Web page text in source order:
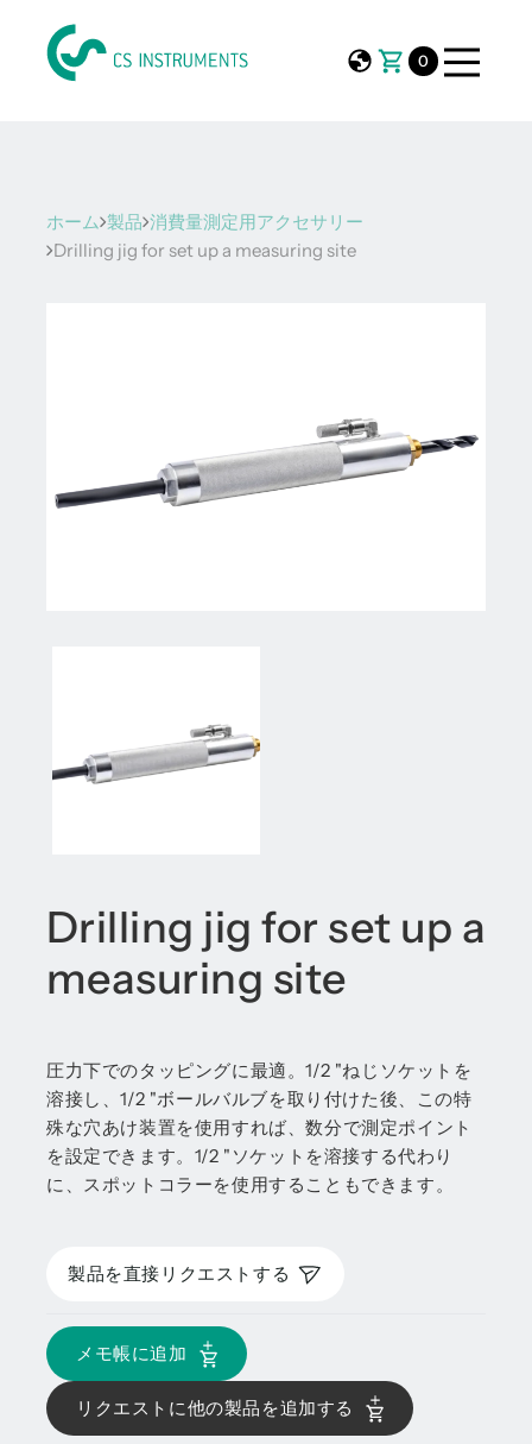
0
ホーム 製品 消費量測定用アクセサリー
Drilling jig for set up a measuring site
Drilling jig for set up a
measuring site
圧力下でのタッピングに最適。1/2 "ねじソケットを
溶接し、1/2 "ボールバルブを取り付けた後、この特
殊な穴あけ装置を使用すれば、数分で測定ポイント
を設定できます。1/2 "ソケットを溶接する代わり
に、スポットコラーを使用することもできます。
製品を直接リクエストする
メモ帳に追加
リクエストに他の製品を追加する